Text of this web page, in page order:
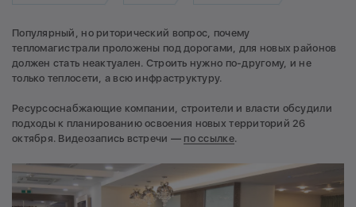
Популярный, но риторический вопрос, почему
тепломагистрали проложены под дорогами, для новых районов
должен стать неактуален. Строить нужно по-другому, и не
только теплосети, а всю инфраструктуру.
Ресурсоснабжающие компании, строители и власти обсудили
подходы к планированию освоения новых территорий 26
октября. Видеозапись встречи — по ссылке.